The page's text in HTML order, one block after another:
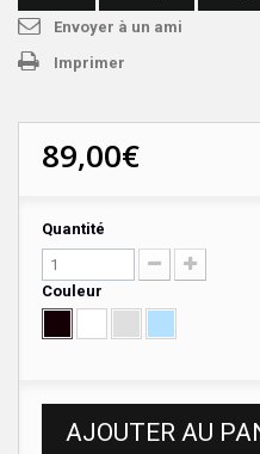
Envoyer à un ami
Imprimer
89,00€
Quantité
Couleur
AJOUTER AU